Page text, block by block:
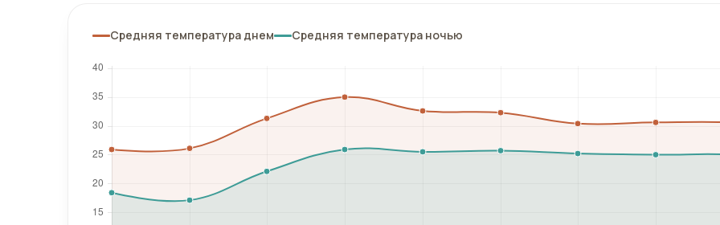
Средняя температура днем Средняя температура ночью